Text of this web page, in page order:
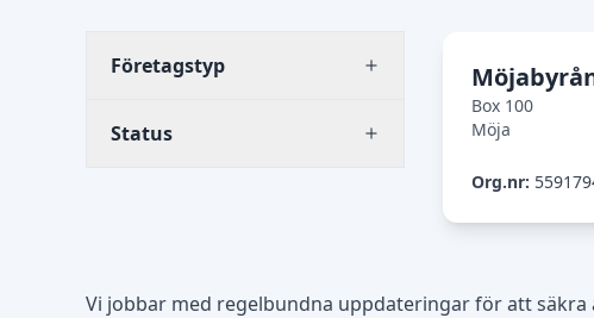
Företagstyp
Status
Box 100
Möja
Org.nr:
Vi jobbar med regelbundna uppdateringar för att